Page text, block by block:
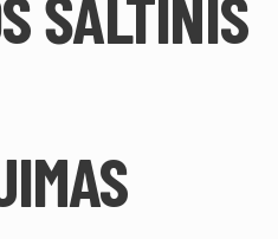
ŠALTINIS